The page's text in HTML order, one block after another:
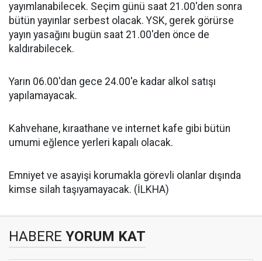
yayımlanabilecek. Seçim günü saat 21.00'den sonra
bütün yayınlar serbest olacak. YSK, gerek görürse
yayın yasağını bugün saat 21.00'den önce de
kaldırabilecek.
Yarın 06.00'dan gece 24.00'e kadar alkol satışı
yapılamayacak.
Kahvehane, kıraathane ve internet kafe gibi bütün
umumi eğlence yerleri kapalı olacak.
Emniyet ve asayişi korumakla görevli olanlar dışında
kimse silah taşıyamayacak. (İLKHA)
HABERE YORUM KAT